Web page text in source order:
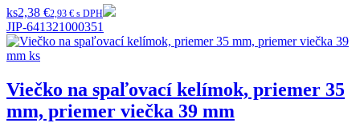
ks2,38 €2,93 € s DPH
JIP-641321000351
Viečko na spaľovací kelímok, priemer 35
mm, priemer viečka 39 mm